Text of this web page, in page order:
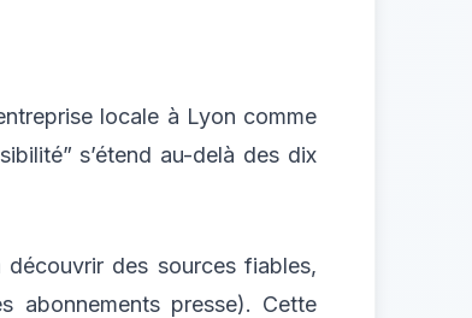
locale à Lyon comme
s’étend au-delà des dix
des sources fiables,
presse). Cette